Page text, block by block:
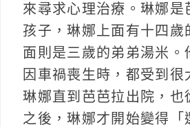
來尋求心理治療。琳娜是
孩子，琳娜上面有十四歲
面則是三歲的弟弟湯米。
因車禍喪生時，都受到很
琳娜直到芭芭拉出院，也
之後，琳娜才開始變得「